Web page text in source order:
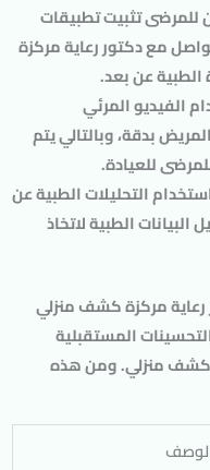
تثبيت تطبيقات
مع دكتور رعاية مركزة
عن بعد.
الفيديو المرئي
بدقة، وبالتالي يتم
للعيادة.
التحليلات الطبية عن
الطبية لاتخاذ
رعاية مركزة كشف منزلي
المستقبلية
كشف منزلي. ومن هذه